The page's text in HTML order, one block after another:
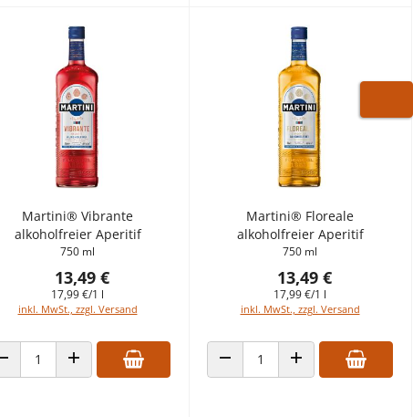
Martini® Vibrante
alkoholfreier Aperitif
750 ml
13,49 €
17,99 €/1 l
inkl. MwSt., zzgl. Versand
ANZAHL VERRINGERNANZAHL ERHÖHEN
Martini® Floreale
alkoholfreier Aperitif
750 ml
13,49 €
17,99 €/1 l
inkl. MwSt., zzgl. Versand
ANZAHL VERRINGERNANZAHL ERHÖHEN